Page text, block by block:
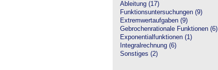
Ableitung (17)
Funktionsuntersuchungen (9)
Extremwertaufgaben (9)
Gebrochenrationale Funktionen (6)
Exponentialfunktionen (1)
Integralrechnung (6)
Sonstiges (2)